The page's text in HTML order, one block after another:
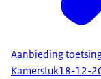
Aanbieding
Kamerstuk18-12-